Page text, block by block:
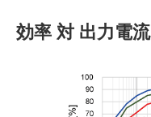
効率 対 出力電流